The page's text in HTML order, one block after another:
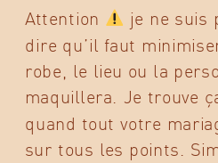
Attention
je ne suis
dire qu’il faut
robe, le lieu ou la
maquillera. Je trouve
quand tout votre
sur tous les points.